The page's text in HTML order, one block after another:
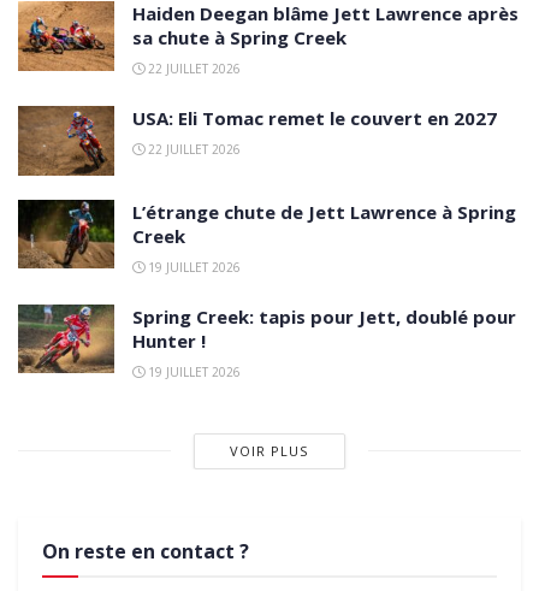
Haiden Deegan blâme Jett Lawrence après
sa chute à Spring Creek
22 JUILLET 2026
USA: Eli Tomac remet le couvert en 2027
22 JUILLET 2026
L’étrange chute de Jett Lawrence à Spring
Creek
19 JUILLET 2026
Spring Creek: tapis pour Jett, doublé pour
Hunter !
19 JUILLET 2026
VOIR PLUS
On reste en contact ?